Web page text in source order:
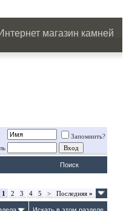
магазин камней
Запомнить?
Поиск
1 2 3 4 5 > Последняя »